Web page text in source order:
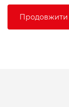
Продовжити